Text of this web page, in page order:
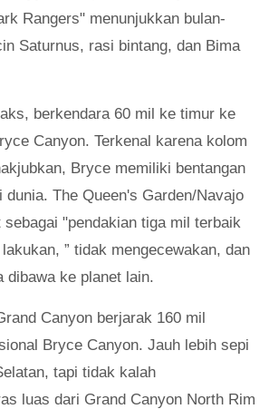
Rangers" menunjukkan bulan-
Saturnus, rasi bintang, dan Bima
berkendara 60 mil ke timur ke
Canyon. Terkenal karena kolom
Bryce memiliki bentangan
dunia. The Queen's Garden/Navajo
sebagai "pendakian tiga mil terbaik
” tidak mengecewakan, dan
dibawa ke planet lain.
Canyon berjarak 160 mil
Bryce Canyon. Jauh lebih sepi
tapi tidak kalah
luas dari Grand Canyon North Rim